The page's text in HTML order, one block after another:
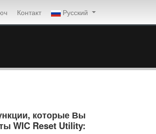
Контакт Русский
которые Вы
WIC Reset Utility: